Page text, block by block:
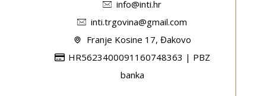
info@inti.hr
inti.trgovina@gmail.com
Franje Kosine 17, Đakovo
HR5623400091160748363 | PBZ
banka